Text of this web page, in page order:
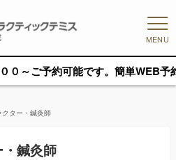
MENU
～ご予約可能です。簡単WEB予約
クター・鍼灸師
鍼灸師